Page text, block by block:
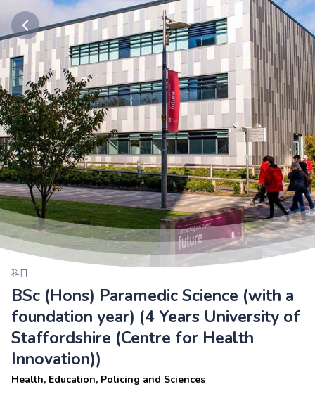
科目
BSc (Hons) Paramedic Science (with a
foundation year) (4 Years University of
Staffordshire (Centre for Health
Innovation))
Health, Education, Policing and Sciences